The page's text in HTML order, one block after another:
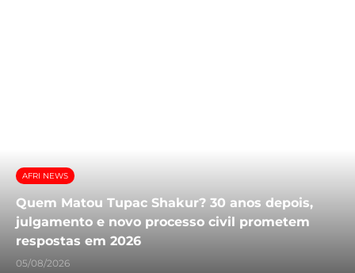
AFRI NEWS
Quem Matou Tupac Shakur? 30 anos depois,
julgamento e novo processo civil prometem
respostas em 2026
05/08/2026